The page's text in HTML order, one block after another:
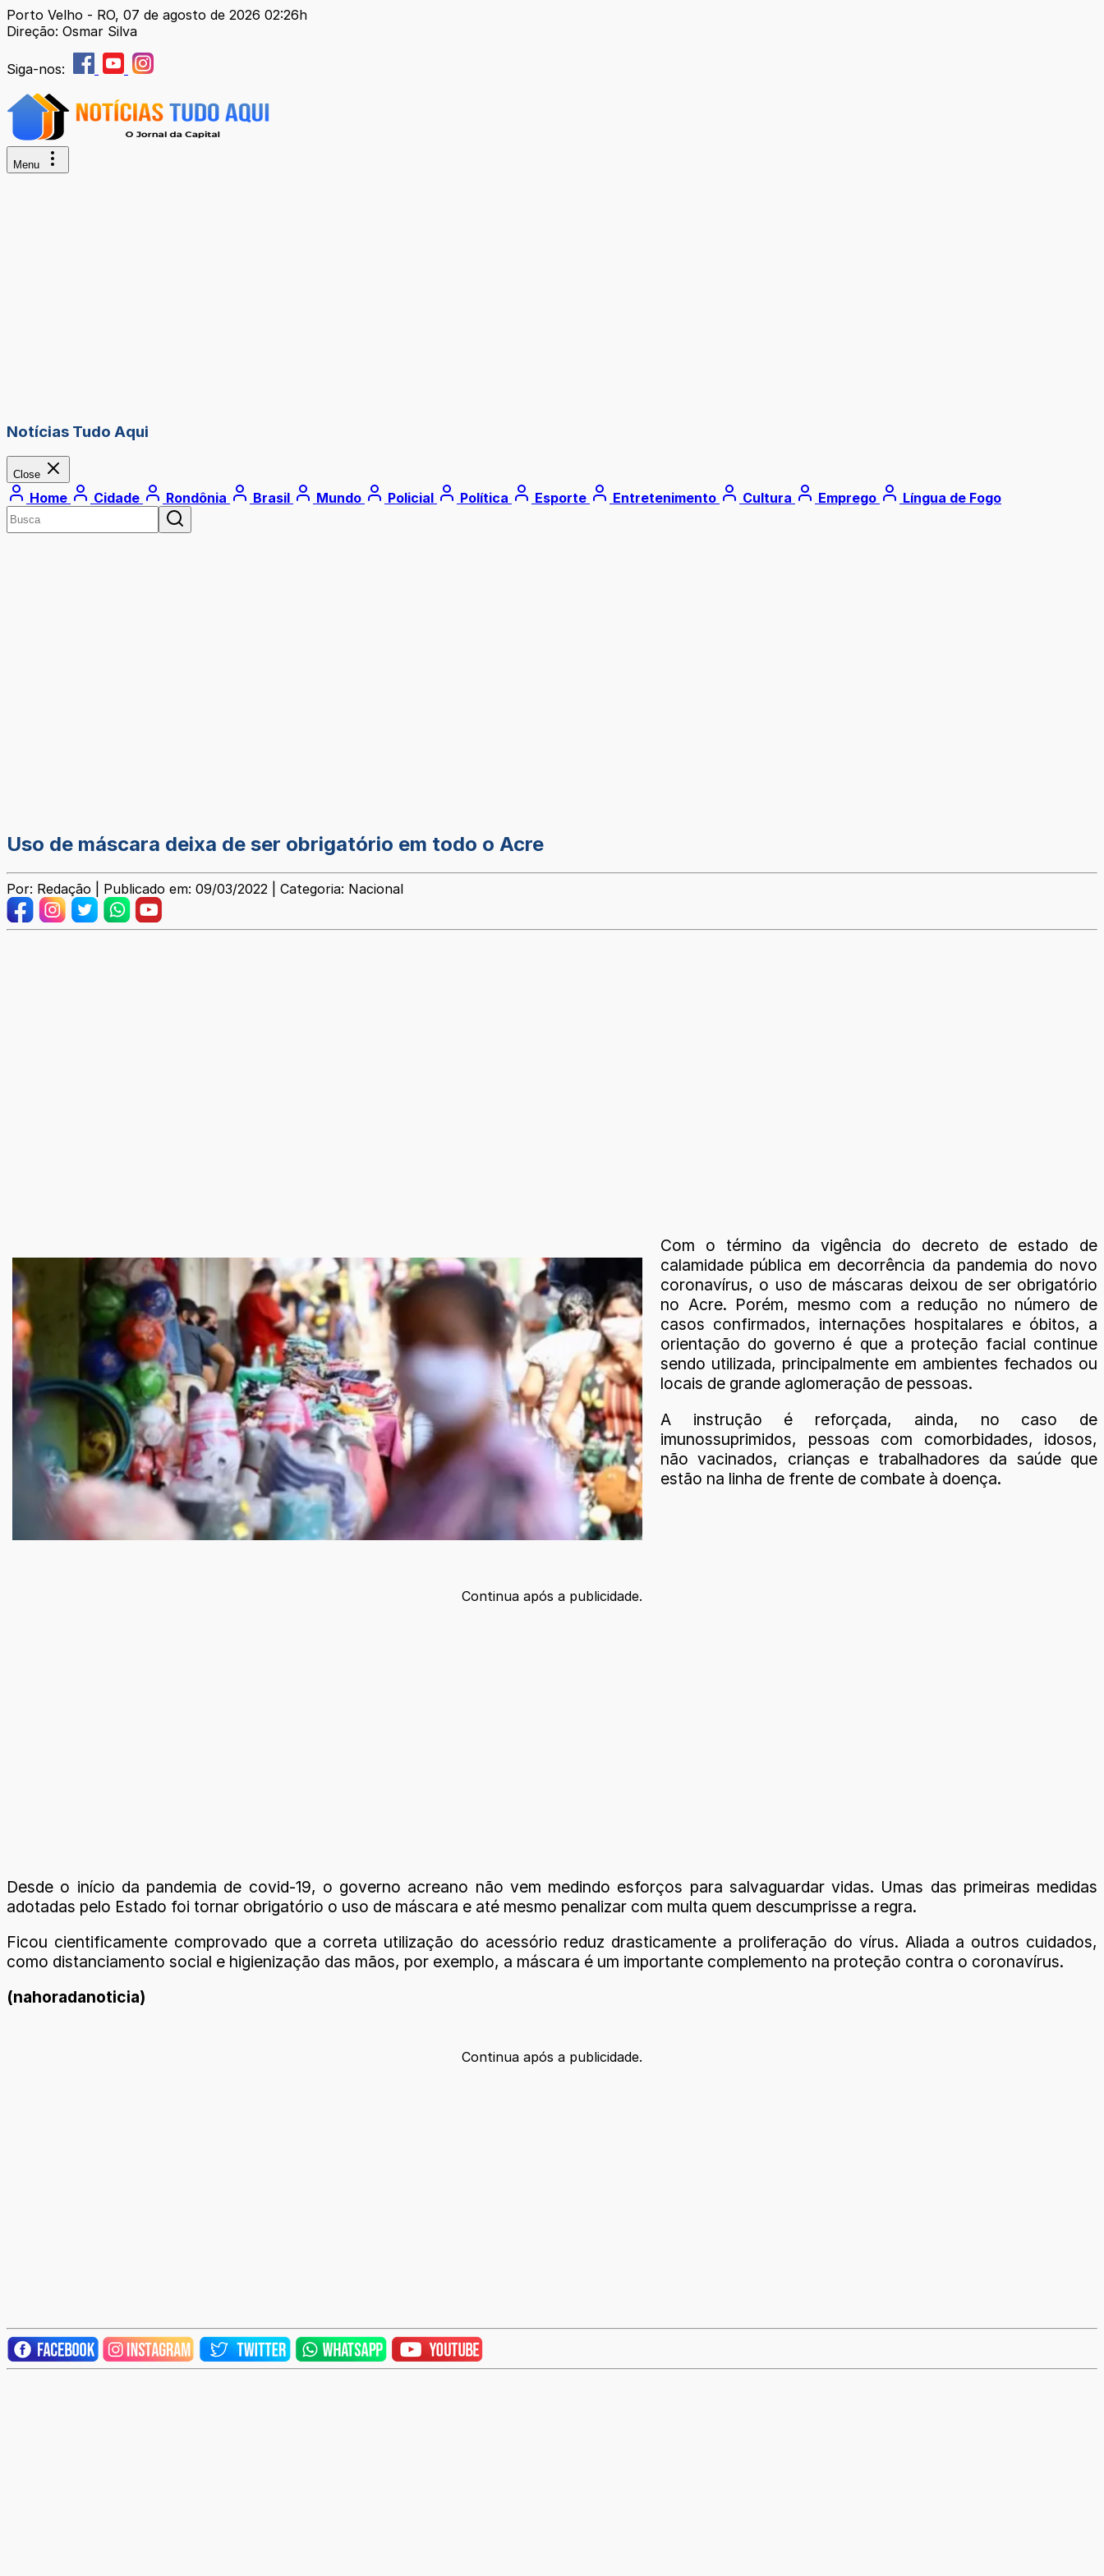
Porto Velho - RO, 07 de agosto de 2026 02:26h
Direção: Osmar Silva
Siga-nos:
Menu
Notícias Tudo Aqui
Close
Home Cidade Rondônia Brasil Mundo Policial Política Esporte Entretenimento Cultura Emprego Língua de Fogo
Uso de máscara deixa de ser obrigatório em todo o Acre
Por: Redação | Publicado em: 09/03/2022 | Categoria: Nacional
Com o término da vigência do decreto de estado de
calamidade pública em decorrência da pandemia do novo
coronavírus, o uso de máscaras deixou de ser obrigatório
no Acre. Porém, mesmo com a redução no número de
casos confirmados, internações hospitalares e óbitos, a
orientação do governo é que a proteção facial continue
sendo utilizada, principalmente em ambientes fechados ou
locais de grande aglomeração de pessoas.
A instrução é reforçada, ainda, no caso de
imunossuprimidos, pessoas com comorbidades, idosos,
não vacinados, crianças e trabalhadores da saúde que
estão na linha de frente de combate à doença.
Continua após a publicidade.
Desde o início da pandemia de covid-19, o governo acreano não vem medindo esforços para salvaguardar vidas. Umas das primeiras medidas
adotadas pelo Estado foi tornar obrigatório o uso de máscara e até mesmo penalizar com multa quem descumprisse a regra.
Ficou cientificamente comprovado que a correta utilização do acessório reduz drasticamente a proliferação do vírus. Aliada a outros cuidados,
como distanciamento social e higienização das mãos, por exemplo, a máscara é um importante complemento na proteção contra o coronavírus.
(nahoradanoticia)
Continua após a publicidade.